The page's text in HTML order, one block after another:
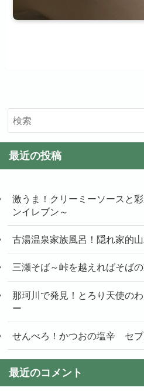
最近の投稿
激うま！クリーミーソースと
ンイレブン～
古湯温泉家族風呂！隠れ家的
三瀬そば～峠を越えればそば
那珂川で発見！とろり天使の
ー
せんべろ！かつおの塩辛 セ
最近のコメント